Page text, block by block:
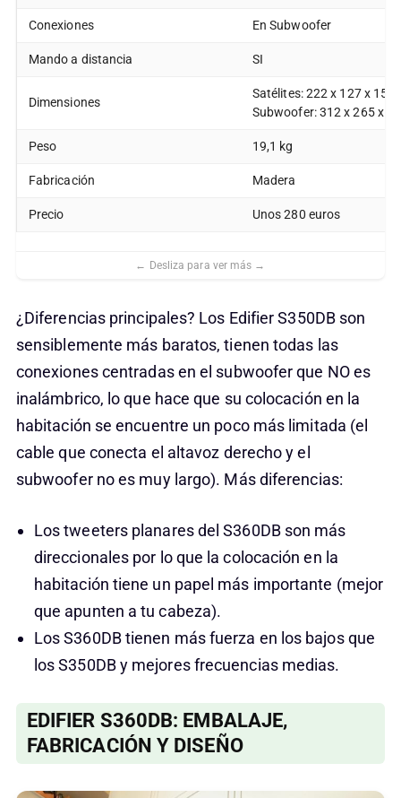
Conexiones En Subwoofer
Mando a distancia SI
Dimensiones
Satélites: 222 x 127 x 156
Subwoofer: 312 x 265 x
Peso 19,1 kg
Fabricación Madera
Precio Unos 280 euros
¿Diferencias principales? Los Edifier S350DB son
sensiblemente más baratos, tienen todas las
conexiones centradas en el subwoofer que NO es
inalámbrico, lo que hace que su colocación en la
habitación se encuentre un poco más limitada (el
cable que conecta el altavoz derecho y el
subwoofer no es muy largo). Más diferencias:
Los tweeters planares del S360DB son más
direccionales por lo que la colocación en la
habitación tiene un papel más importante (mejor
que apunten a tu cabeza).
Los S360DB tienen más fuerza en los bajos que
los S350DB y mejores frecuencias medias.
EDIFIER S360DB: EMBALAJE,
FABRICACIÓN Y DISEÑO